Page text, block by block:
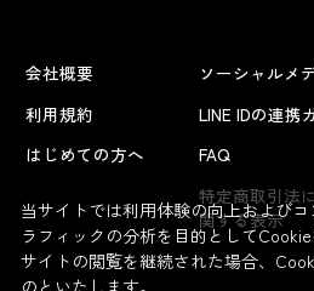
会社概要
利用規約
はじめての方へ
ソーシャルメ
LINE IDの連携
FAQ
特定商取引法に
関する表示
当サイトでは利用体験の向上および
ラフィックの分析を目的として
サイトの閲覧を継続された場合、